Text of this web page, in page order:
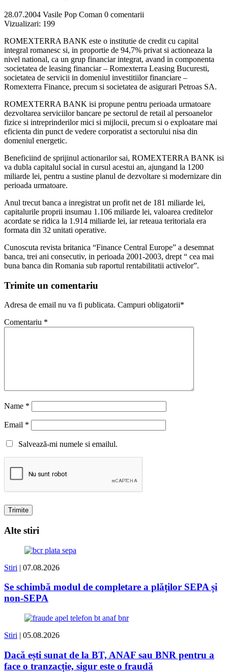
28.07.2004 Vasile Pop Coman 0 comentarii
Vizualizari: 199
ROMEXTERRA BANK este o institutie de credit cu capital
integral romanesc si, in proportie de 94,7% privat si actioneaza la
nivel national, ca un grup financiar integrat, avand in componenta
:societatea de leasing financiar – Romexterra Leasing Bucuresti,
societatea de servicii in domeniul investitiilor financiare –
Romexterra Finance, precum si societatea de asigurari Petroas SA.
ROMEXTERRA BANK isi propune pentru perioada urmatoare
dezvoltarea serviciilor bancare pe sectorul de retail al persoanelor
fizice si intreprinderilor mici si mijlocii, precum si o exploatare mai
eficienta din punct de vedere corporatist a sectorului nisa din
domeniul energetic.
Beneficiind de sprijinul actionarilor sai, ROMEXTERRA BANK isi
va dubla capitalul social in cursul acestui an, ajungand la 1200
miliarde lei, pentru a sustine planul de dezvoltare si modernizare din
perioada urmatoare.
Anul trecut banca a inregistrat un profit net de 181 miliarde lei,
capitalurile proprii insumau 1.106 miliarde lei, valoarea creditelor
acordate se ridica la 1.914 miliarde lei, iar reteaua teritoriala era
formata din 32 unitati operative.
Cunoscuta revista britanica “Finance Central Europe” a desemnat
banca, trei ani consecutiv, in perioada 2001-2003, drept “ cea mai
buna banca din Romania sub raportul rentabilitatii activelor”.
Trimite un comentariu
Adresa de email nu va fi publicata. Campuri obligatorii*
Comentariu *
Name *
Email *
Salvează-mi numele si emailul.
Alte stiri
Stiri | 07.08.2026
Se schimbă modul de completare a plăților SEPA și
non-SEPA
Stiri | 05.08.2026
Dacă ești sunat de la BT, ANAF sau BNR pentru a
face o tranzacție, sigur este o fraudă